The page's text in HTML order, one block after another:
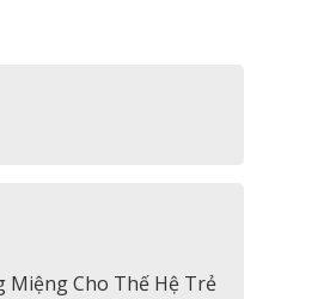
Miệng Cho Thế Hệ Trẻ